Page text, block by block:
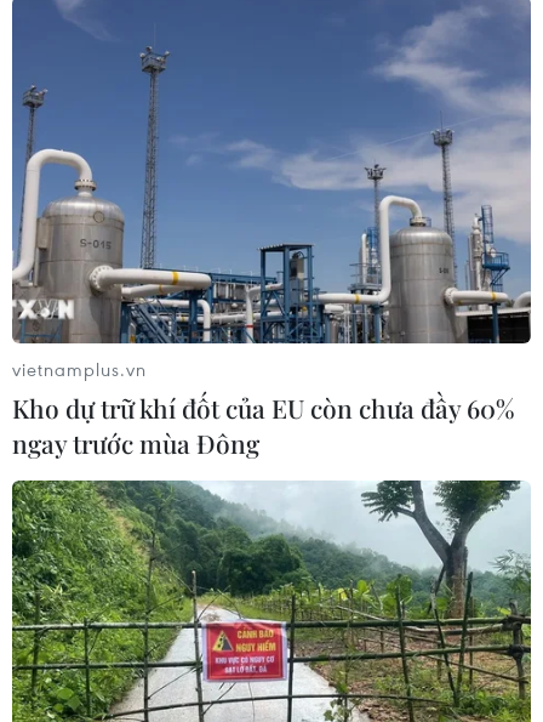
vietnamplus.vn
Kho dự trữ khí đốt của EU còn chưa đầy 60%
ngay trước mùa Đông